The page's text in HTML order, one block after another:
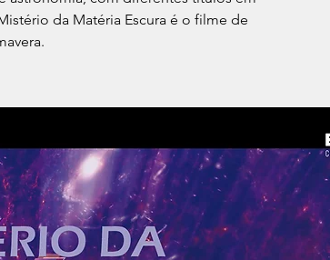
da Matéria Escura é o filme de